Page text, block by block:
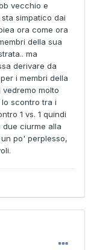
vecchio e
simpatico dai
ora come ora
della sua
ma
derivare da
i membri della
molto
scontro tra i
1 vs. 1 quindi
ciurme alla
po' perplesso,